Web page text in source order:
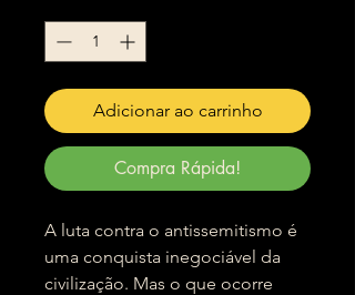
Adicionar ao carrinho
Compra Rápida!
A luta contra o antissemitismo é
uma conquista inegociável da
civilização. Mas o que ocorre